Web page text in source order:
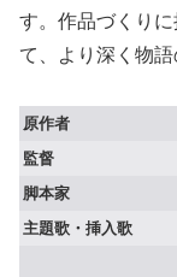
す。作品づくり
て、より深く物語
原作者
監督
脚本家
主題歌・挿入歌